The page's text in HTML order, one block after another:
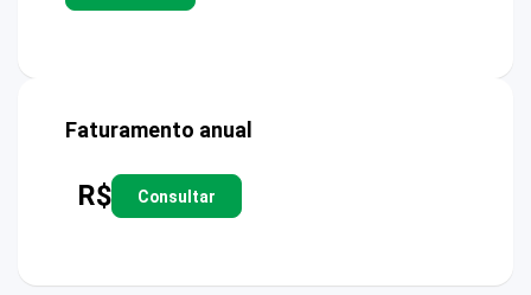
Faturamento anual
R$ Consultar